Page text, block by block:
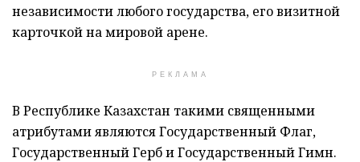
независимости любого государства, его визитной
карточкой на мировой арене.
РЕКЛАМА
В Республике Казахстан такими священными
атрибутами являются Государственный Флаг,
Государственный Герб и Государственный Гимн.